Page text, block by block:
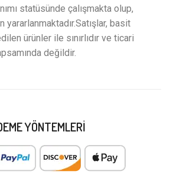
statüsünde çalışmakta olup,
basit
ürünler ile sınırlıdır ve ticari
değildir.
YÖNTEMLERI